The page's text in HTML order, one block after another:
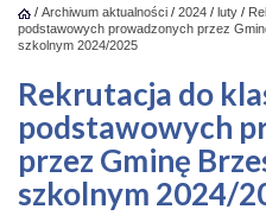
/ Archiwum aktualności / 2024 / luty /
podstawowych prowadzonych przez
szkolnym 2024/2025
Rekrutacja do
podstawowych
przez Gminę
szkolnym 2024/